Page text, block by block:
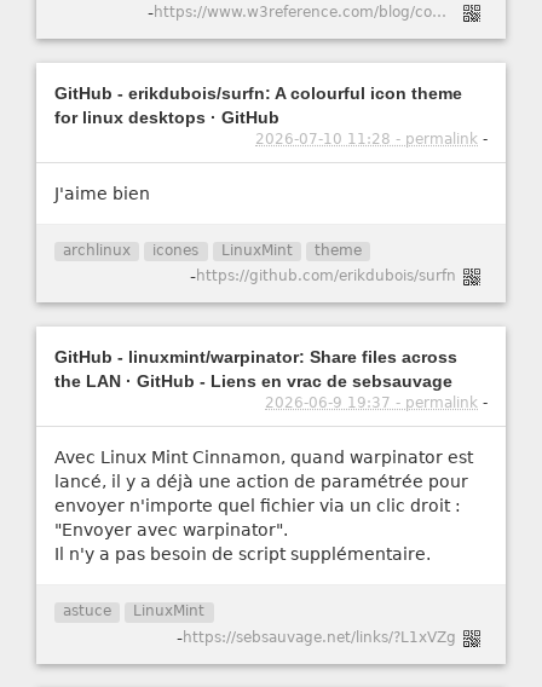
- https://www.w3reference.com/blog/comment-cr-er-un-certificat-ssl-auto-sign-pour-apache-dans-ubuntu-20-04/
GitHub - erikdubois/surfn: A colourful icon theme
for linux desktops · GitHub
2026-07-10 11:28 - permalink -
J'aime bien
archlinux icones LinuxMint theme
-https://github.com/erikdubois/surfn
GitHub - linuxmint/warpinator: Share files across
the LAN · GitHub - Liens en vrac de sebsauvage
2026-06-9 19:37 - permalink -
Avec Linux Mint Cinnamon, quand warpinator est
lancé, il y a déjà une action de paramétrée pour
envoyer n'importe quel fichier via un clic droit :
"Envoyer avec warpinator".
Il n'y a pas besoin de script supplémentaire.
astuce LinuxMint
-https://sebsauvage.net/links/?L1xVZg